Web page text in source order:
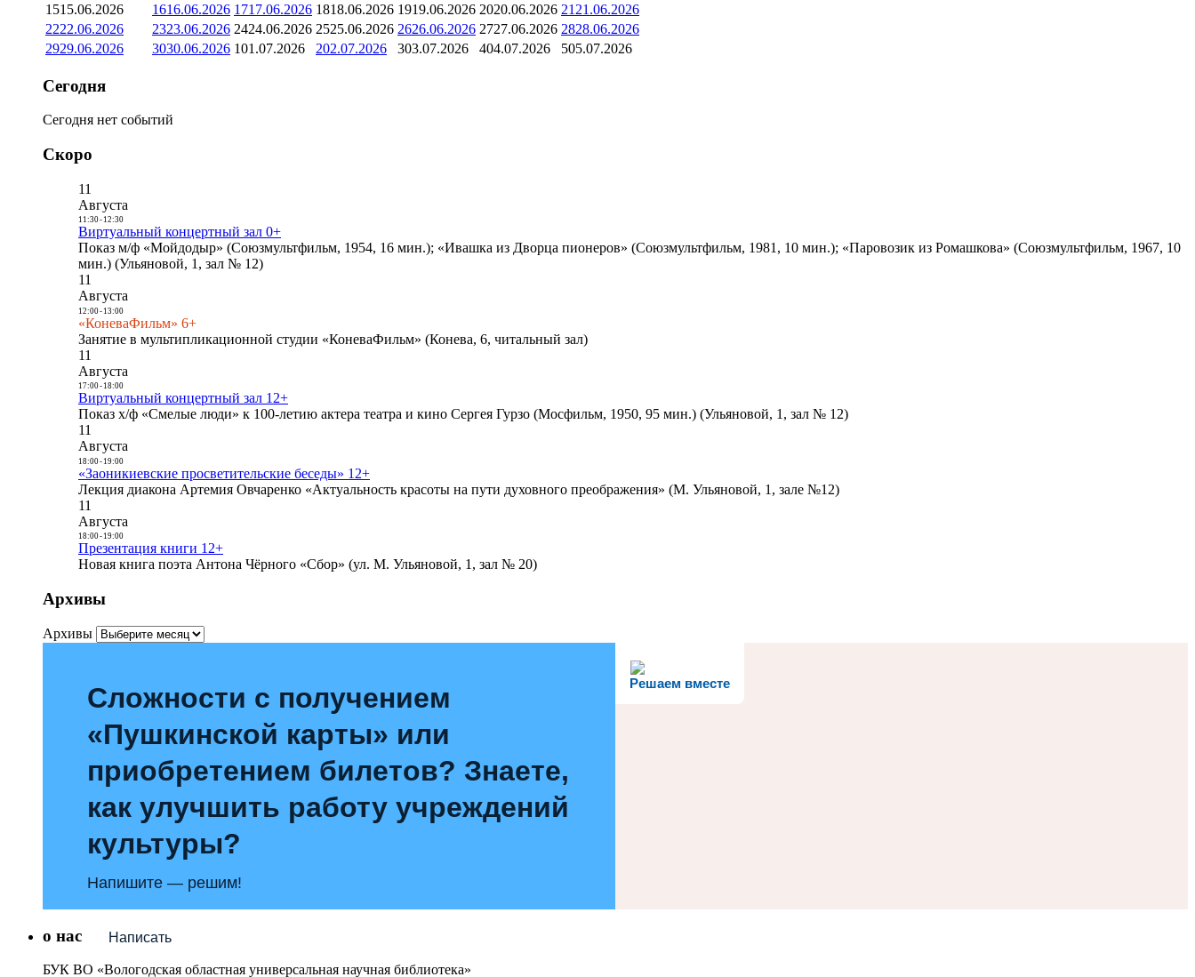
1515.06.2026 1616.06.2026 1717.06.2026 1818.06.2026 1919.06.2026 2020.06.2026 21 21.06.2026
2222.06.2026 2323.06.2026 2424.06.2026 2525.06.2026 2626.06.2026 2727.06.2026 2828.06.2026
2929.06.2026 3030.06.2026 101.07.2026 202.07.2026 303.07.2026 404.07.2026 505.07.2026
Сегодня
Сегодня нет событий
Скоро
11
Августа
11:30- 12:30
Виртуальный концертный зал 0+
Показ м/ф «Мойдодыр» (Союзмультфильм, 1954, 16 мин.); «Ивашка из Дворца пионеров» (Союзмультфильм, 1981, 10 мин.); «Паровозик из Ромашкова» (Союзмультфильм, 1967, 10
мин.) (Ульяновой, 1, зал № 12)
11
Августа
12:00- 13:00
«КоневаФильм» 6+
Занятие в мультипликационной студии «КоневаФильм» (Конева, 6, читальный зал)
11
Августа
17:00- 18:00
Виртуальный концертный зал 12+
Показ х/ф «Смелые люди» к 100-летию актера театра и кино Сергея Гурзо (Мосфильм, 1950, 95 мин.) (Ульяновой, 1, зал № 12)
11
Августа
18:00- 19:00
«Заоникиевские просветительские беседы» 12+
Лекция диакона Артемия Овчаренко «Актуальность красоты на пути духовного преображения» (М. Ульяновой, 1, зале №12)
11
Августа
18:00- 19:00
Презентация книги 12+
Новая книга поэта Антона Чёрного «Сбор» (ул. М. Ульяновой, 1, зал № 20)
Архивы
Архивы
Решаем вместе
Сложности с получением
«Пушкинской карты» или
приобретением билетов? Знаете,
как улучшить работу учреждений
культуры?
Напишите — решим!
Написать
о нас
БУК ВО «Вологодская областная универсальная научная библиотека»